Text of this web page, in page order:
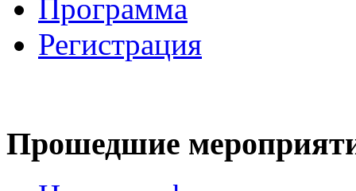
Программа
Регистрация
Прошедшие